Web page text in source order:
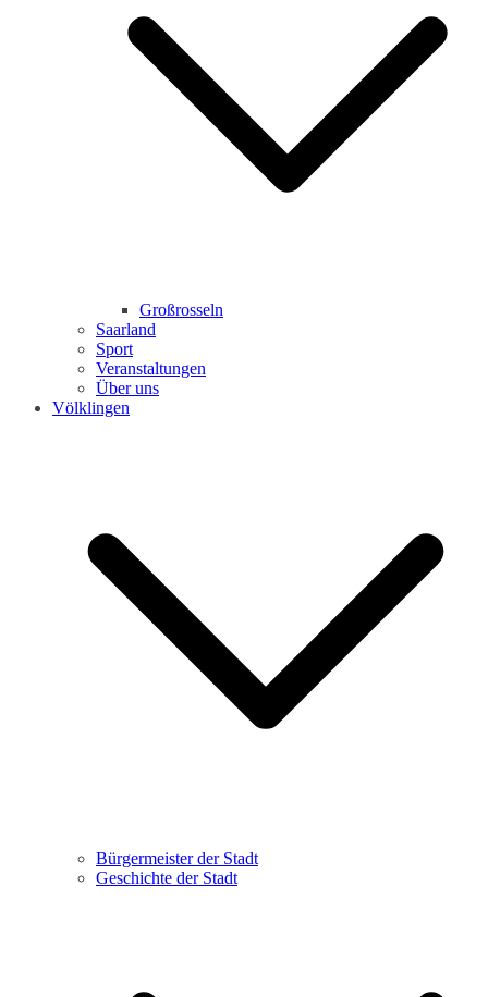
Großrosseln
Saarland
Sport
Veranstaltungen
Über uns
Völklingen
Bürgermeister der Stadt
Geschichte der Stadt